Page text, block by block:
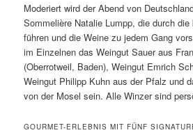
Moderiert wird der Abend von
Sommelière Natalie Lumpp, die durch
führen und die Weine zu jedem Gang
im Einzelnen das Weingut Sauer aus
(Oberrotweil, Baden), Weingut Emrich
Weingut Philipp Kuhn aus der Pfalz und
von der Mosel sein. Alle Winzer sind
GOURMET-ERLEBNIS MIT FÜNF